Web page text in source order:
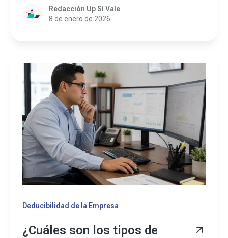
Redacción Up Sí Vale
8 de enero de 2026
Deducibilidad de la Empresa
¿Cuáles son los tipos de